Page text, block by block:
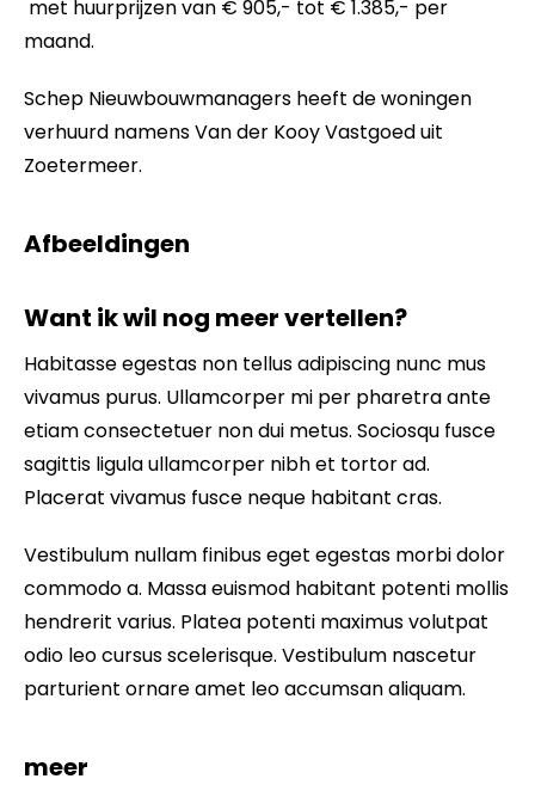
met huurprijzen van € 905,- tot € 1.385,- per
maand.
Schep Nieuwbouwmanagers heeft de woningen
verhuurd namens Van der Kooy Vastgoed uit
Zoetermeer.
Afbeeldingen
Want ik wil nog meer vertellen?
Habitasse egestas non tellus adipiscing nunc mus
vivamus purus. Ullamcorper mi per pharetra ante
etiam consectetuer non dui metus. Sociosqu fusce
sagittis ligula ullamcorper nibh et tortor ad.
Placerat vivamus fusce neque habitant cras.
Vestibulum nullam finibus eget egestas morbi dolor
commodo a. Massa euismod habitant potenti mollis
hendrerit varius. Platea potenti maximus volutpat
odio leo cursus scelerisque. Vestibulum nascetur
parturient ornare amet leo accumsan aliquam.
meer